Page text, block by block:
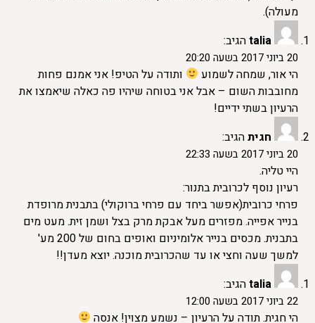
מעולה).
taliaהגיב:
20 ביוני 2017 בשעה 20:20
הי אור, שמחה לשמוע
ותודה על הטיפ! אני אמנם פחות
מחובבות השום – אבל אני בטוחה שיהיו פה כאלה שיאמצו את
הרעיון בשתי ידיים!
חגיתהגיב:
20 ביוני 2017 בשעה 22:33
היי טליה.
רעיון נוסף לכרובית בתנור:
פרחי כרובית(אפשר ביחד עם פרחי ברוקולי) בתבנית מרופדת
בנייר אפייה. מפזרים מעל אבקת מרק בצל ושמן זית. מעט מים
בתבנית. מכסים בנייר אלומיניום ואופים בחום של 200 מע'
למשך שעה וחצי או עד שהכרובית מוכנה. יוצא מעדן!!
taliaהגיב:
22 ביוני 2017 בשעה 12:00
הי חגית. תודה על הרעיון – נשמע מצוין! אנסה